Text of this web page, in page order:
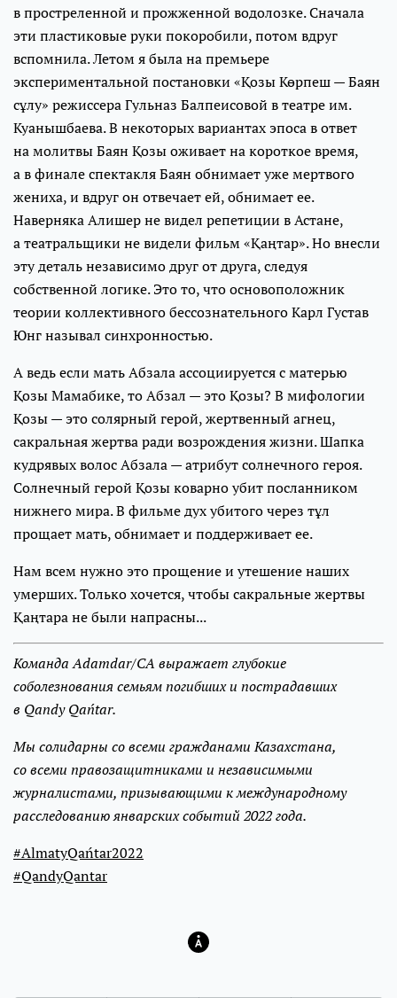
в простреленной и прожженной водолозке. Сначала
эти пластиковые руки покоробили, потом вдруг
вспомнила. Летом я была на премьере
экспериментальной постановки «Қозы Көрпеш — Баян
сұлу» режиссера Гульназ Балпеисовой в театре им.
Куанышбаева. В некоторых вариантах эпоса в ответ
на молитвы Баян Қозы оживает на короткое время,
а в финале спектакля Баян обнимает уже мертвого
жениха, и вдруг он отвечает ей, обнимает ее.
Наверняка Алишер не видел репетиции в Астане,
а театральщики не видели фильм «Қаңтар». Но внесли
эту деталь независимо друг от друга, следуя
собственной логике. Это то, что основоположник
теории коллективного бессознательного Карл Густав
Юнг называл синхронностью.
А ведь если мать Абзала ассоциируется с матерью
Қозы Мамабике, то Абзал — это Қозы? В мифологии
Қозы — это солярный герой, жертвенный агнец,
сакральная жертва ради возрождения жизни. Шапка
кудрявых волос Абзала — атрибут солнечного героя.
Солнечный герой Қозы коварно убит посланником
нижнего мира. В фильме дух убитого через тұл
прощает мать, обнимает и поддерживает ее.
Нам всем нужно это прощение и утешение наших
умерших. Только хочется, чтобы сакральные жертвы
Қаңтара не были напрасны...
Команда Adamdar/CA выражает глубокие
соболезнования семьям погибших и пострадавших
в Qandy Qańtar.
Мы солидарны со всеми гражданами Казахстана,
со всеми правозащитниками и независимыми
журналистами, призывающими к международному
расследованию январских событий 2022 года.
#AlmatyQańtar2022
#QandyQantar